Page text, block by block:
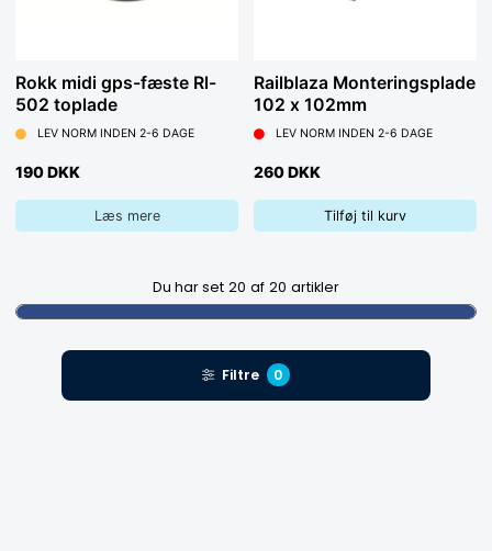
Rokk midi gps-fæste Rl-
502 toplade
LEV NORM INDEN 2-6 DAGE
190 DKK
Læs mere
Railblaza Monteringsplade
102 x 102mm
LEV NORM INDEN 2-6 DAGE
260 DKK
Tilføj til kurv
Du har set 20 af 20 artikler
Filtre 0